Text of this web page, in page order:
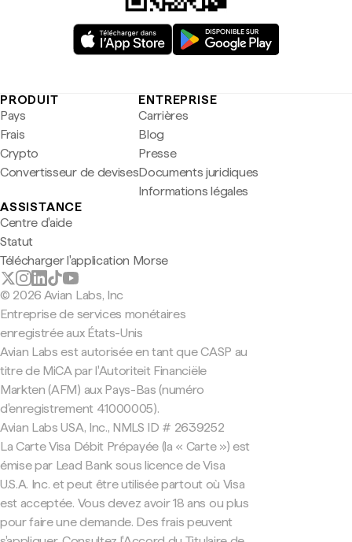
PRODUIT
Pays
Frais
Crypto
Convertisseur de devises
ENTREPRISE
Carrières
Blog
Presse
Documents juridiques
Informations légales
ASSISTANCE
Centre d'aide
Statut
Télécharger l'application Morse
© 2026 Avian Labs, Inc
Entreprise de services monétaires
enregistrée aux États-Unis
Avian Labs est autorisée en tant que CASP au
titre de MiCA par l'Autoriteit Financiële
Markten (AFM) aux Pays-Bas (numéro
d'enregistrement 41000005).
Avian Labs USA, Inc., NMLS ID # 2639252
La Carte Visa Débit Prépayée (la « Carte ») est
émise par Lead Bank sous licence de Visa
U.S.A. Inc. et peut être utilisée partout où Visa
est acceptée. Vous devez avoir 18 ans ou plus
pour faire une demande. Des frais peuvent